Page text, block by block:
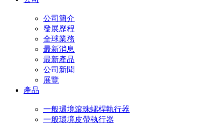
公司簡介
發展歷程
全球業務
最新消息
最新產品
公司新聞
展覽
產品
一般環境滾珠螺桿執行器
一般環境皮帶執行器